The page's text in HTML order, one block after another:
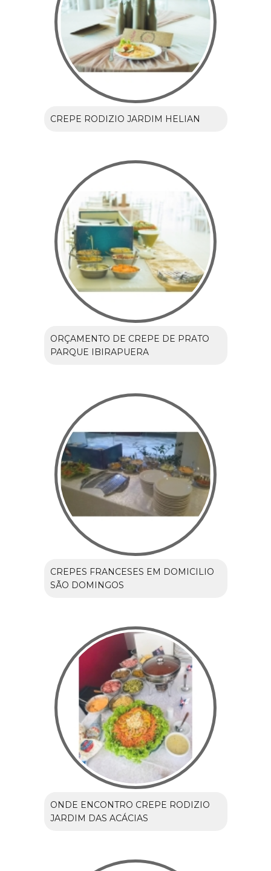
CREPE RODIZIO JARDIM HELIAN
ORÇAMENTO DE CREPE DE PRATO
PARQUE IBIRAPUERA
CREPES FRANCESES EM DOMICILIO
SÃO DOMINGOS
ONDE ENCONTRO CREPE RODIZIO
JARDIM DAS ACÁCIAS